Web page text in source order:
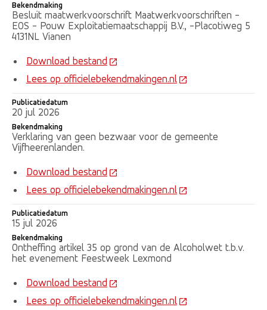
Bekendmaking
Besluit maatwerkvoorschrift Maatwerkvoorschriften -
EOS - Pouw Exploitatiemaatschappij B.V., -Placotiweg 5
4131NL Vianen
Download bestand
Lees op officielebekendmakingen.nl
Publicatiedatum
20 jul 2026
Bekendmaking
Verklaring van geen bezwaar voor de gemeente
Vijfheerenlanden.
Download bestand
Lees op officielebekendmakingen.nl
Publicatiedatum
15 jul 2026
Bekendmaking
Ontheffing artikel 35 op grond van de Alcoholwet t.b.v.
het evenement Feestweek Lexmond
Download bestand
Lees op officielebekendmakingen.nl